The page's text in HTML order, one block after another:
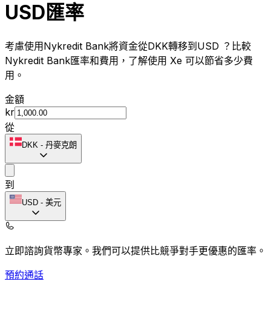
USD匯率
考慮使用Nykredit Bank將資金從DKK轉移到USD ？比較
Nykredit Bank匯率和費用，了解使用 Xe 可以節省多少費
用。
金額
kr
從
DKK - 丹麥克朗
到
USD - 美元
立即諮詢貨幣專家。 我們可以提供比競爭對手更優惠的匯率。
預約通話